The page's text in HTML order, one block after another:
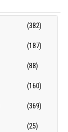
(382)
(187)
(88)
(160)
(369)
(25)